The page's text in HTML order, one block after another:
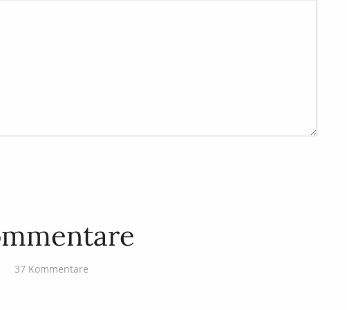
37 Kommentare